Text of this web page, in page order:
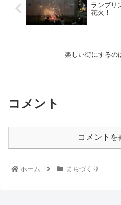
ランブリ
花火！
楽しい街にするの
コメント
コメントを
ホーム まちづくり